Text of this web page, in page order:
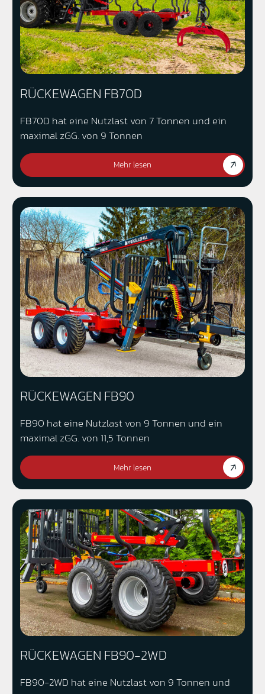
RÜCKEWAGEN FB70D
FB70D hat eine Nutzlast von 7 Tonnen und ein
maximal zGG. von 9 Tonnen
Mehr lesen
RÜCKEWAGEN FB90
FB90 hat eine Nutzlast von 9 Tonnen und ein
maximal zGG. von 11,5 Tonnen
Mehr lesen
RÜCKEWAGEN FB90-2WD
FB90-2WD hat eine Nutzlast von 9 Tonnen und